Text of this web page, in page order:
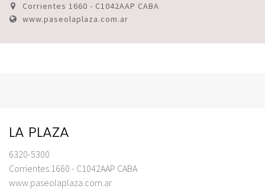
Corrientes 1660 - C1042AAP CABA
www.paseolaplaza.com.ar
LA PLAZA
6320-5300
Corrientes 1660 - C1042AAP CABA
www.paseolaplaza.com.ar